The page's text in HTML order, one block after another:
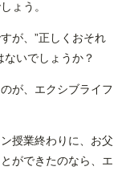
ょう。
が、”正しくおそれ
ないでしょうか？
が、エクシブライフ
授業終わりに、お父
ができたのなら、エ